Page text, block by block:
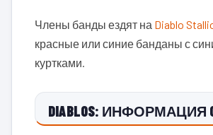
Члены банды ездят на Diablo
красные или синие банданы с
куртками.
DIABLOS: ИНФОРМАЦИЯ